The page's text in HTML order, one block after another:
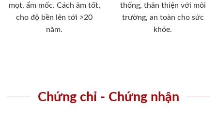
mọt, ẩm mốc. Cách âm tốt,
cho độ bền lên tới >20
năm.
thống, thân thiện với môi
trường, an toàn cho sức
khỏe.
Chứng chỉ - Chứng nhận